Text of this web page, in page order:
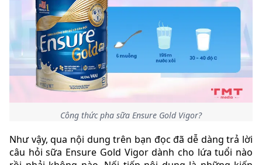
Công thức pha sữa Ensure Gold Vigor?
Như vậy, qua nội dung trên bạn đọc đã dễ dàng trả lời
câu hỏi sữa Ensure Gold Vigor dành cho lứa tuổi nào